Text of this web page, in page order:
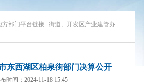
方部门平台链接-街道、开发区产业建管办-
东西湖区柏泉街部门决算公开
时间：2024-11-18 15:45